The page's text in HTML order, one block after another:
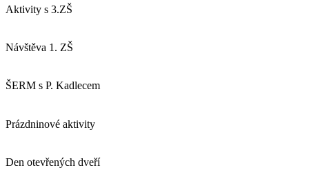
Aktivity s 3.ZŠ
Návštěva 1. ZŠ
ŠERM s P. Kadlecem
Prázdninové aktivity
Den otevřených dveří